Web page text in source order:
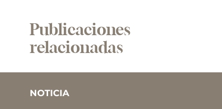
Publicaciones
relacionadas
NOTICIA